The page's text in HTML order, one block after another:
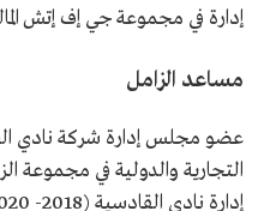
إدارة في مجموعة جي إف إتش
مساعد الزامل
عضو مجلس إدارة شركة نادي
التجارية والدولية في مجموعة